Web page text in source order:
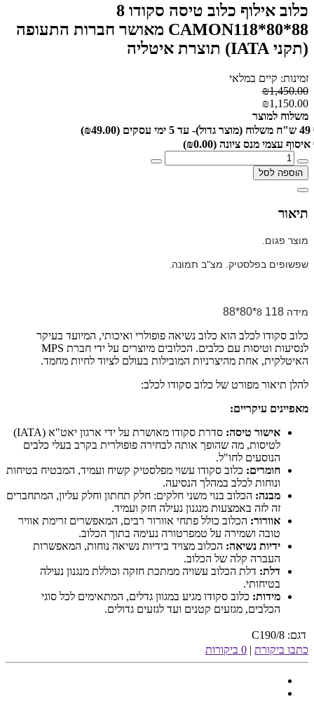
כלוב אילוף כלוב טיסה סקודו 8
CAMON118*80*88 מאושר חברות התעופה
(תקני IATA) תוצרת איטליה
זמינות: קיים במלאי
₪1,450.00
₪1,150.00
משלוח למוצר
49 ש"ח משלוח (מוצר גדול)- עד 5 ימי עסקים
(₪49.00)
איסוף עצמי מנס ציונה (₪0.00)
הוספה לסל
תיאור
מוצר פגום.
שפשופים בפלסטיק. מצ"ב תמונה.
מידה 8 118*80*88
כלוב סקודו לכלב הוא כלוב נשיאה פופולרי ואיכותי, המיועד בעיקר
לנסיעות וטיסות עם כלבים. הכלובים מיוצרים על ידי חברת MPS
האיטלקית, אחת מהיצרניות המובילות בעולם לציוד לחיות מחמד.
להלן תיאור מפורט של כלוב סקודו לכלב:
מאפיינים עיקריים:
אישור טיסה:
סדרת סקודו מאושרת על ידי ארגון יאט"א (IATA)
לטיסות, מה שהופך אותה לבחירה פופולרית בקרב בעלי כלבים
הנוסעים לחו"ל.
חומרים: כלוב סקודו עשוי מפלסטיק קשיח ועמיד, המבטיח בטיחות
ונוחות לכלב במהלך הנסיעה.
מבנה: הכלוב בנוי משני חלקים: חלק תחתון וחלק עליון, המתחברים
זה לזה באמצעות מנגנון נעילה חזק ועמיד.
אוורור: הכלוב כולל פתחי אוורור רבים, המאפשרים זרימת אוויר
טובה ושמירה על טמפרטורה נעימה בתוך הכלוב.
ידיות נשיאה: הכלוב מצויד בידיות נשיאה נוחות, המאפשרות
העברה קלה של הכלוב.
דלת: דלת הכלוב עשויה ממתכת חזקה וכוללת מנגנון נעילה
בטיחותי.
מידות: כלוב סקודו מגיע במגוון גדלים, המתאימים לכל סוגי
הכלבים, מגזעים קטנים ועד לגזעים גדולים.
דגם: C190/8
כתבו ביקורת | 0 ביקורות